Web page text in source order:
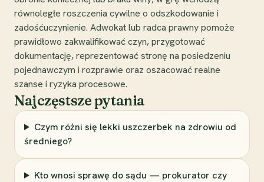
równoległe roszczenia cywilne o odszkodowanie i
zadośćuczynienie. Adwokat lub radca prawny pomoże
prawidłowo zakwalifikować czyn, przygotować
dokumentację, reprezentować stronę na posiedzeniu
pojednawczym i rozprawie oraz oszacować realne
szanse i ryzyka procesowe.
Najczęstsze pytania
Czym różni się lekki uszczerbek na zdrowiu od
średniego?
Kto wnosi sprawę do sądu — prokurator czy